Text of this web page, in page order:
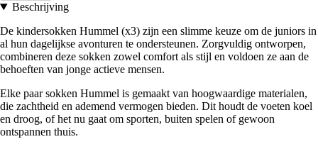
Beschrijving
De kindersokken Hummel (x3) zijn een slimme keuze om de juniors in
al hun dagelijkse avonturen te ondersteunen. Zorgvuldig ontworpen,
combineren deze sokken zowel comfort als stijl en voldoen ze aan de
behoeften van jonge actieve mensen.
Elke paar sokken Hummel is gemaakt van hoogwaardige materialen,
die zachtheid en ademend vermogen bieden. Dit houdt de voeten koel
en droog, of het nu gaat om sporten, buiten spelen of gewoon
ontspannen thuis.